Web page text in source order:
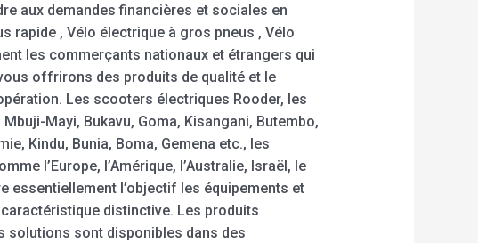
aux demandes financières et sociales en
rapide , Vélo électrique à gros pneus , Vélo
les commerçants nationaux et étrangers qui
offrirons des produits de qualité et le
Les scooters électriques Rooder, les
Mayi, Bukavu, Goma, Kisangani, Butembo,
Kindu, Bunia, Boma, Gemena etc., les
l’Europe, l’Amérique, l’Australie, Israël, le
essentiellement l’objectif les équipements et
distinctive. Les produits
solutions sont disponibles dans des